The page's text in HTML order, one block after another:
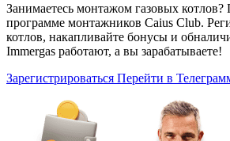
Занимаетесь монтажом газовых котлов?
программе монтажников Caius Club.
котлов, накапливайте бонусы и
Immergas работают, а вы зарабатываете!
Зарегистрироваться Перейти в